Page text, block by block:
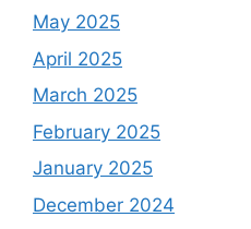
May 2025
April 2025
March 2025
February 2025
January 2025
December 2024